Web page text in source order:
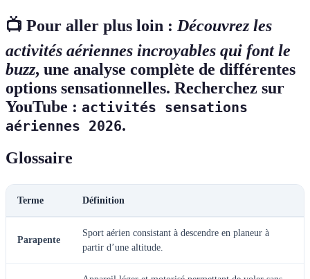
📺 Pour aller plus loin : Découvrez les
activités aériennes incroyables qui font le
buzz, une analyse complète de différentes
options sensationnelles. Recherchez sur
YouTube : activités sensations
aériennes 2026.
Glossaire
Terme Définition
Parapente
Sport aérien consistant à descendre en planeur à
partir d’une altitude.